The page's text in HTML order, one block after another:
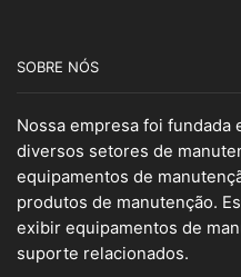
SOBRE NÓS
Nossa empresa foi fundada
diversos setores de
equipamentos de
produtos de manutenção.
exibir equipamentos de
suporte relacionados.